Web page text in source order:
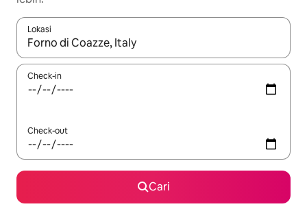
Lokasi
Jika hasil yang dicari tersedia, telusuri dengan tombol panah
Check-in
Check-out
Cari